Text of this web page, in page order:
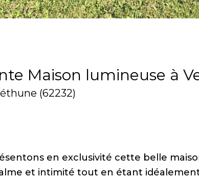
Maison lumineuse à
(62232)
en exclusivité cette belle
et intimité tout en étant